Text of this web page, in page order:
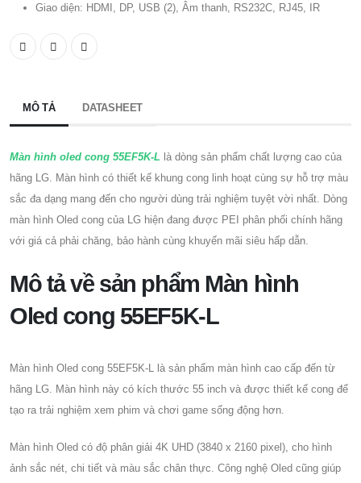
Giao diện: HDMI, DP, USB (2), Âm thanh, RS232C, RJ45, IR
MÔ TẢ DATASHEET
Màn hình oled cong 55EF5K-L là dòng sản phẩm chất lượng cao của
hãng LG. Màn hình có thiết kế khung cong linh hoạt cùng sự hỗ trợ màu
sắc đa dạng mang đến cho người dùng trải nghiệm tuyệt vời nhất. Dòng
màn hình Oled cong của LG hiện đang được PEI phân phối chính hãng
với giá cả phải chăng, bảo hành cùng khuyến mãi siêu hấp dẫn.
Mô tả về sản phẩm Màn hình
Oled cong 55EF5K-L
Màn hình Oled cong 55EF5K-L là sản phẩm màn hình cao cấp đến từ
hãng LG. Màn hình này có kích thước 55 inch và được thiết kế cong để
tạo ra trải nghiệm xem phim và chơi game sống động hơn.
Màn hình Oled có độ phân giải 4K UHD (3840 x 2160 pixel), cho hình
ảnh sắc nét, chi tiết và màu sắc chân thực. Công nghệ Oled cũng giúp